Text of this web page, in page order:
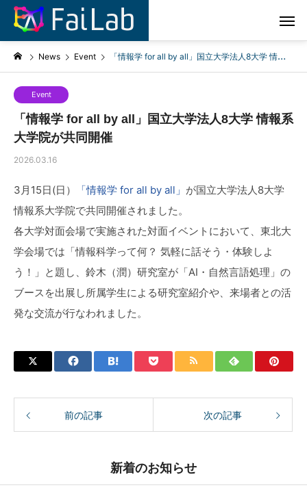
News Event 「情報学 for all by all」国立大学法人8大学 情報系大学院が共同開催
Event
「情報学 for all by all」国立大学法人8大学 情報系
大学院が共同開催
2026.03.16
3月15日(日） 「情報学 for all by all」 が国立大学法人8大学
情報系大学院で共同開催されました。
各大学対面会場で実施された対面イベントにおいて、東北大
学会場では「情報科学って何？ 気軽に話そう・体験しよ
う！」と題し、鈴木（潤）研究室が「AI・自然言語処理」の
ブースを出展し所属学生による研究室紹介や、来場者との活
発な交流が行なわれました。
前の記事 次の記事
新着のお知らせ